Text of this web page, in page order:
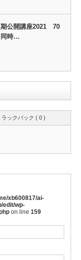
公開講座2021 70
同時…
ラックバック ( 0 )
xb600817/ai-
edit/wp-
on line 159